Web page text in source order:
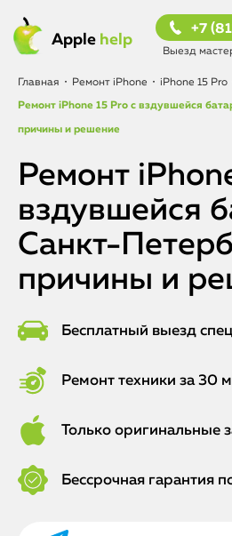
Apple help
+7
Выезд
Главная • Ремонт iPhone • iPhone 15 Pro
Ремонт iPhone 15 Pro с вздувшейся
причины и решение
Ремонт
вздувшейся
Санкт-
причины и
Бесплатный выезд
Ремонт техники за 30
Только оригинальные
Бессрочная гарантия